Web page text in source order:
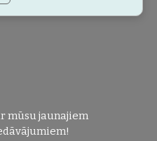
mūsu jaunajiem